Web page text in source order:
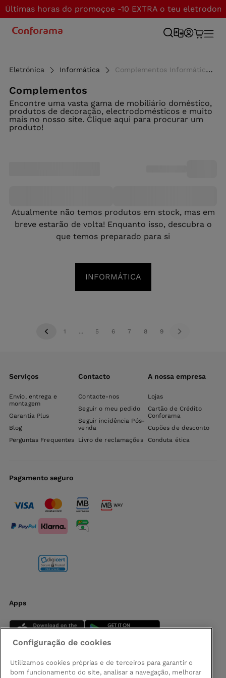
Últimas horas do promoçoe -10 EXTRA o teu
Eletrónica Informática Complementos Informáticos - Conforama
Complementos
Encontre uma vasta gama de mobiliário doméstico,
produtos de decoração, electrodomésticos e muito
mais no nosso site. Clique aqui para procurar um
produto!
Atualmente não temos produtos em stock, mas em
breve estarão de volta! Enquanto isso, descubra o
que temos preparado para si
INFORMÁTICA
1 ... 5 6 7 8 9
Serviços
Envio, entrega e
montagem
Garantia Plus
Blog
Perguntas Frequentes
Contacto
Contacte-nos
Seguir o meu pedido
Seguir incidência Pós-
venda
Livro de reclamações
A nossa empresa
Lojas
Cartão de Crédito
Conforama
Cupões de desconto
Conduta ética
Pagamento seguro
Apps
Siga-nos
Configuração de cookies
Utilizamos cookies próprias e de terceiros para garantir o
bom funcionamento do site, analisar a navegação, melhorar